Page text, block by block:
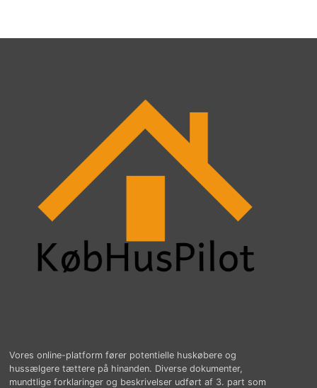
Vores online-platform fører potentielle huskøbere og
hussælgere tættere på hinanden. Diverse dokumenter,
mundtlige forklaringer og beskrivelser udført af 3. part som